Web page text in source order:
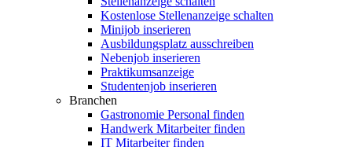
Kostenlose Stellenanzeige schalten
Minijob inserieren
Ausbildungsplatz ausschreiben
Nebenjob inserieren
Praktikumsanzeige
Studentenjob inserieren
Branchen
Gastronomie Personal finden
Handwerk Mitarbeiter finden
IT Mitarbeiter finden